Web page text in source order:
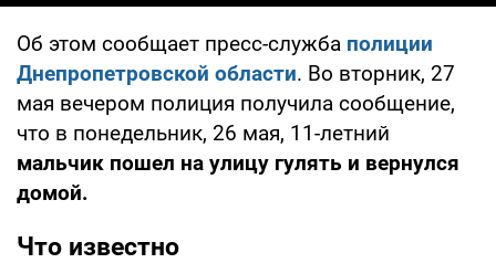
Об этом сообщает пресс-служба полиции
Днепропетровской области. Во вторник, 27
мая вечером полиция получила сообщение,
что в понедельник, 26 мая, 11-летний
мальчик пошел на улицу гулять и вернулся
домой.
Что известно